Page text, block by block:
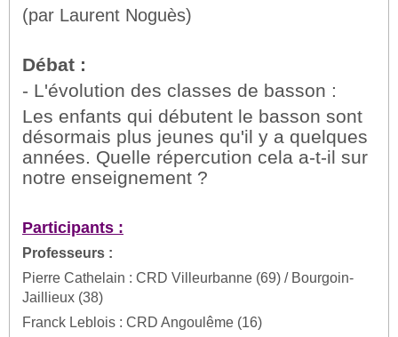
(par Laurent Noguès)
Débat :
- L'évolution des classes de basson :
Les enfants qui débutent le basson sont
désormais plus jeunes qu'il y a quelques
années. Quelle répercution cela a-t-il sur
notre enseignement ?
Participants :
Professeurs :
Pierre Cathelain : CRD Villeurbanne (69) / Bourgoin-
Jaillieux (38)
Franck Leblois : CRD Angoulême (16)